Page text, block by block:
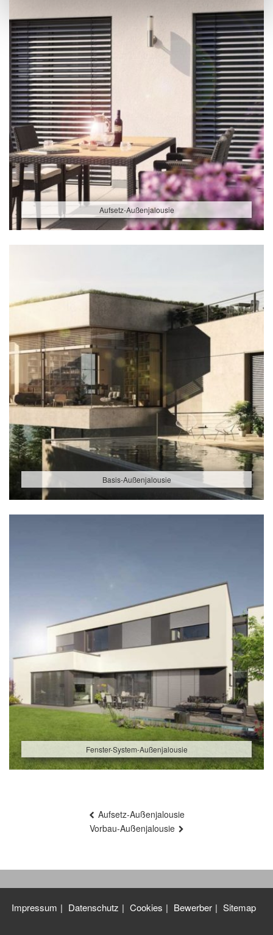
Aufsetz-Außenjalousie
Basis-Außenjalousie
Fenster-System-Außenjalousie
Aufsetz-Außenjalousie
Vorbau-Außenjalousie
Impressum Datenschutz Cookies Bewerber Sitemap